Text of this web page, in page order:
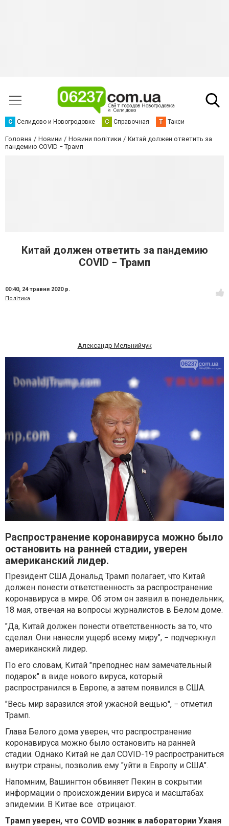
С Селидово и Новогродовке С Справочная Т Такси
Головна Новини Новини політики
Китай должен ответить за
пандемию COVID − Трамп
Китай должен ответить за пандемию
COVID − Трамп
00:40, 24 травня 2020 р.
Політика
Александр Мельнийчук
Распространение коронавируса можно было
остановить на ранней стадии, уверен
американский лидер.
Президент США Дональд Трамп полагает, что Китай
должен понести ответственность за распространение
коронавируса в мире. Об этом он заявил в понедельник,
18 мая, отвечая на вопросы журналистов в Белом доме.
"Да, Китай должен понести ответственность за то, что
сделал. Они нанесли ущерб всему миру", − подчеркнул
американский лидер.
По его словам, Китай "преподнес нам замечательный
подарок" в виде нового вируса, который
распространился в Европе, а затем появился в США.
"Весь мир заразился этой ужасной вещью", − отметил
Трамп.
Глава Белого дома уверен, что распространение
коронавируса можно было остановить на ранней
стадии. Однако Китай не дал COVID-19 распространиться
внутри страны, позволив ему "уйти в Европу и США".
Напомним, Вашингтон обвиняет Пекин в сокрытии
информации о происхождении вируса и масштабах
эпидемии. В Китае все отрицают.
Трамп уверен, что COVID возник в лаборатории Уханя